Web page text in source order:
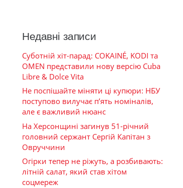
Недавні записи
Суботній хіт-парад: COKAINÉ, KODI та
OMEN представили нову версію Cuba
Libre & Dolce Vita
Не поспішайте міняти ці купюри: НБУ
поступово вилучає п’ять номіналів,
але є важливий нюанс
На Херсонщині загинув 51-річний
головний сержант Сергій Капітан з
Овруччини
Огірки тепер не ріжуть, а розбивають:
літній салат, який став хітом
соцмереж